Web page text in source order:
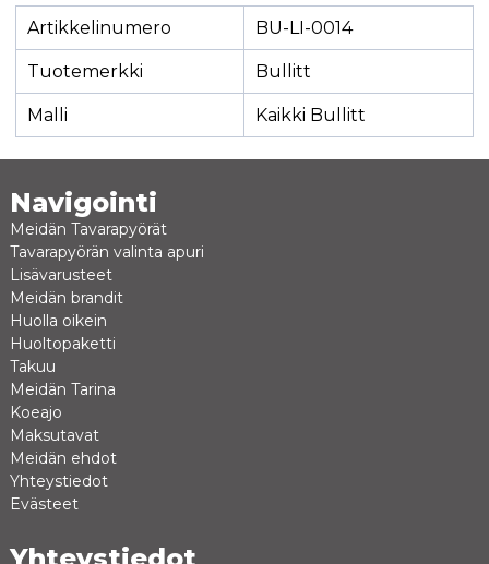
Artikkelinumero BU-LI-0014
Tuotemerkki Bullitt
Malli Kaikki Bullitt
Navigointi
Meidän Tavarapyörät
Tavarapyörän valinta apuri
Lisävarusteet
Meidän brandit
Huolla oikein
Huoltopaketti
Takuu
Meidän Tarina
Koeajo
Maksutavat
Meidän ehdot
Yhteystiedot
Evästeet